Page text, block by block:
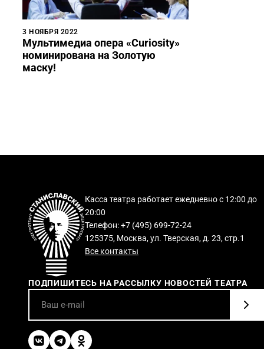
3 НОЯБРЯ 2022
Мультимедиа опера «Curiosity»
номинирована на Золотую
маску!
Касса театра работает ежедневно с 12:00 до
20:00
Телефон: +7 (495) 699-72-24
125375, Москва, ул. Тверская, д. 23, стр.1
Все контакты
ПОДПИШИТЕСЬ НА РАССЫЛКУ НОВОСТЕЙ ТЕАТРА